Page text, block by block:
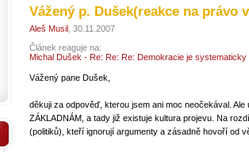
Vážený p. Dušek(reakce na právo
Aleš Musil , 30.11.2007
Článek reaguje na:
Michal Dušek - Re: Re: Re: Demokracie je systematicky
Vážený pane Dušek,
děkuji za odpověď, kterou jsem ani moc neočekával.
ZÁKLADNÁM, a tady již existuje kultura projevu. Na
(politiků), kteří ignorují argumenty a zásadně hovoří od